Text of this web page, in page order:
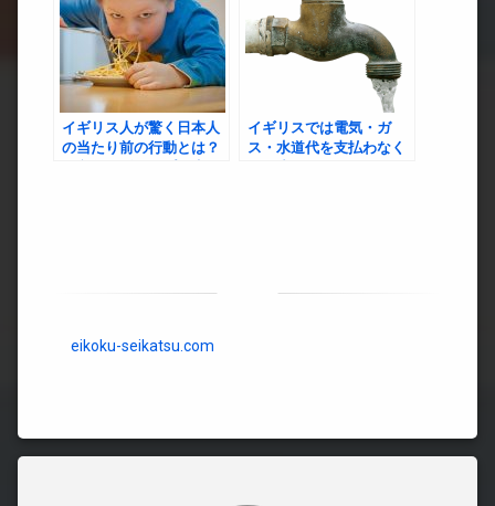
イギリス人が驚く日本人
の当たり前の行動とは？
イギリスでは電気・ガ
ス・水道代を支払わなく
eikoku-seikatsu.com